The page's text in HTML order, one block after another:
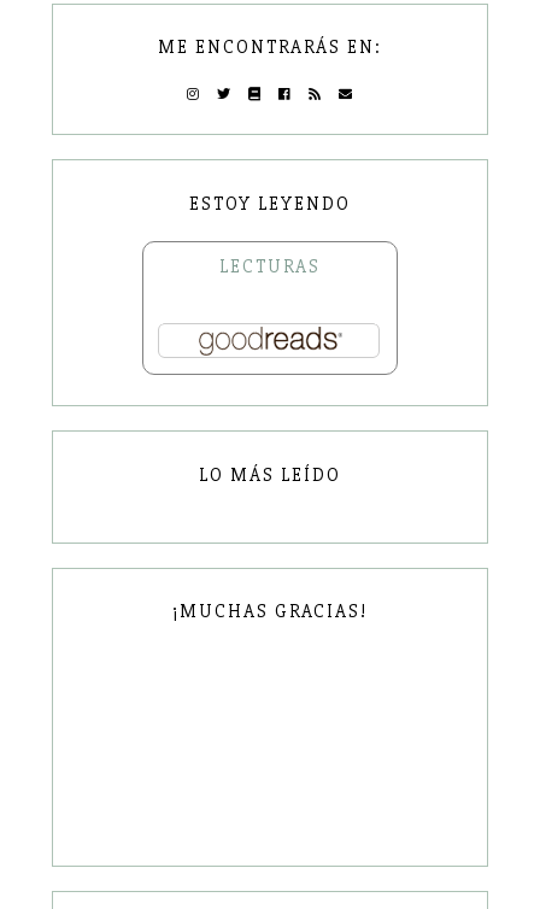
ME ENCONTRARÁS EN:
ESTOY LEYENDO
LECTURAS
LO MÁS LEÍDO
¡MUCHAS GRACIAS!